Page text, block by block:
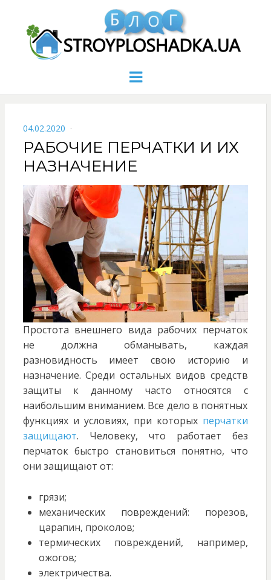
Menu
POSTED
ON
04.02.2020
РАБОЧИЕ ПЕРЧАТКИ И ИХ
НАЗНАЧЕНИЕ
Простота внешнего вида рабочих перчаток
не должна обманывать, каждая
разновидность имеет свою историю и
назначение. Среди остальных видов средств
защиты к данному часто относятся с
наибольшим вниманием. Все дело в понятных
функциях и условиях, при которых перчатки
защищают. Человеку, что работает без
перчаток быстро становиться понятно, что
они защищают от:
грязи;
механических повреждений: порезов,
царапин, проколов;
термических повреждений, например,
ожогов;
электричества.